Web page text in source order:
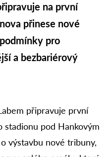
na první
přinese nové
pro
a bezbariérový
připravuje první
stadionu pod Hankovým
výstavbu nové tribuny,